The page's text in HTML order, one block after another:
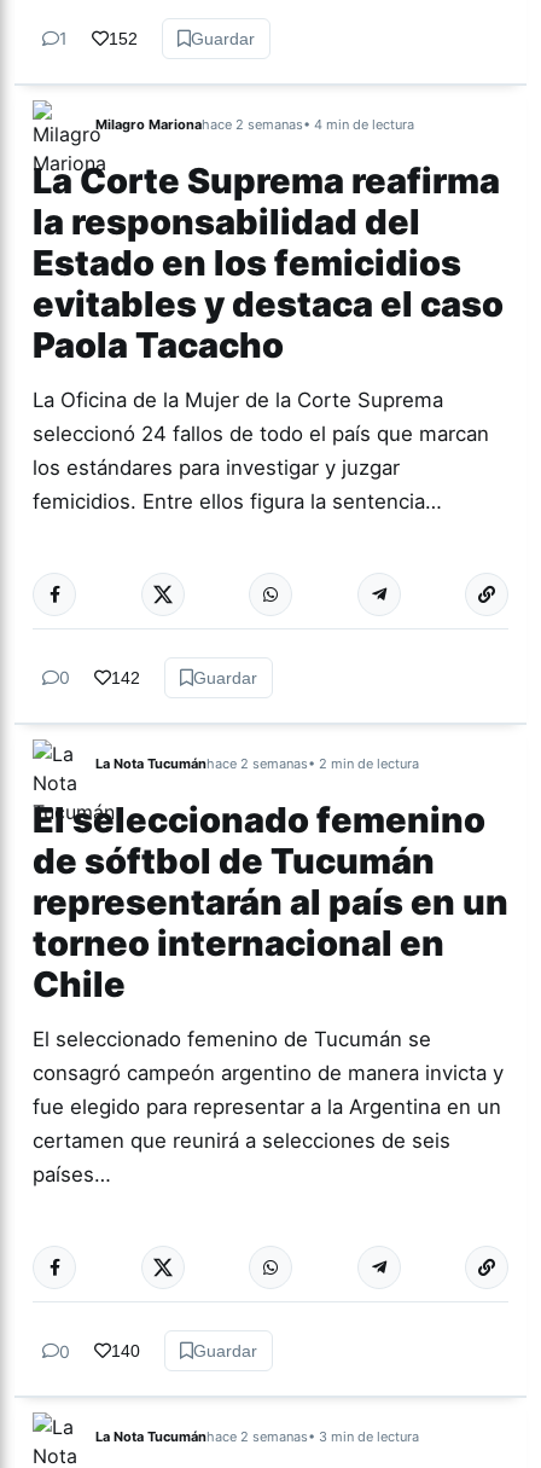
1 152 Guardar
Milagro Marionahace 2 semanas• 4 min de lectura
La Corte Suprema reafirma
la responsabilidad del
Estado en los femicidios
evitables y destaca el caso
Paola Tacacho
La Oficina de la Mujer de la Corte Suprema
seleccionó 24 fallos de todo el país que marcan
los estándares para investigar y juzgar
femicidios. Entre ellos figura la sentencia…
GÉNERO Y
DIVERSIDAD
Más
0 142 Guardar
La Nota Tucumánhace 2 semanas• 2 min de lectura
El seleccionado femenino
de sóftbol de Tucumán
representarán al país en un
torneo internacional en
Chile
El seleccionado femenino de Tucumán se
consagró campeón argentino de manera invicta y
fue elegido para representar a la Argentina en un
certamen que reunirá a selecciones de seis
países…
DEPORTES Más
0 140 Guardar
La Nota Tucumánhace 2 semanas• 3 min de lectura